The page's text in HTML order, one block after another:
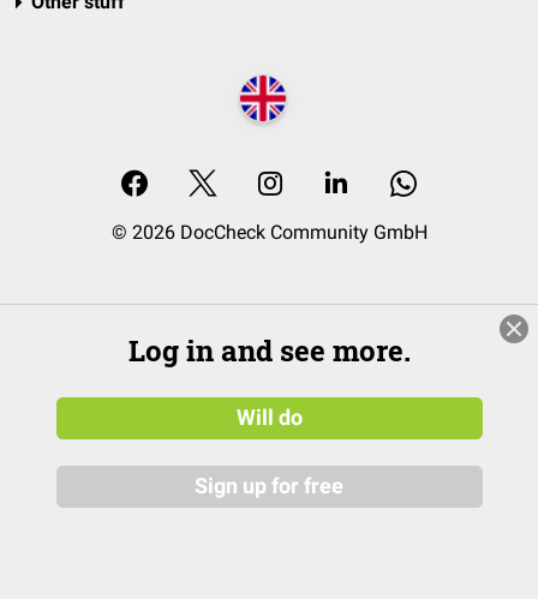
© 2026 DocCheck Community GmbH
Log in and see more.
Will do
Sign up for free